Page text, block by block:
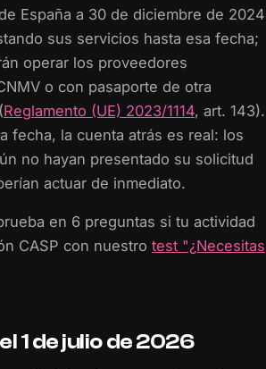
España a 30 de diciembre de 2024
sus servicios hasta esa fecha;
operar los proveedores
o con pasaporte de otra
Reglamento (UE) 2023/1114, art. 143).
fecha, la cuenta atrás es real: los
no hayan presentado su solicitud
actuar de inmediato.
en 6 preguntas si tu actividad
CASP con nuestro test "¿Necesitas
1 de julio de 2026